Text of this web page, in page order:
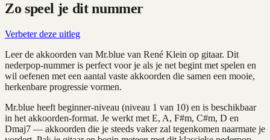
Zo speel je dit nummer
Verbeter deze uitleg
Leer de akkoorden van Mr.blue van René Klein op gitaar. Dit
nederpop-nummer is perfect voor je als je net begint met spelen en
wil oefenen met een aantal vaste akkoorden die samen een mooie,
herkenbare progressie vormen.
Mr.blue heeft beginner-niveau (niveau 1 van 10) en is beschikbaar
in het akkoorden-format. Je werkt met E, A, F#m, C#m, D en
Dmaj7 — akkoorden die je steeds vaker zal tegenkomen naarmate je